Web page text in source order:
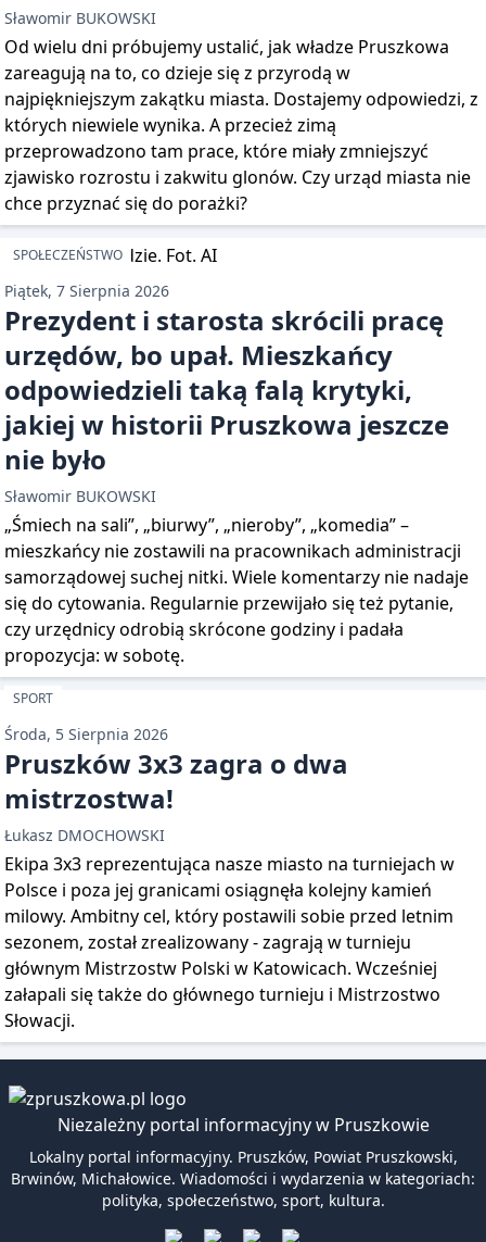
Sławomir BUKOWSKI
Od wielu dni próbujemy ustalić, jak władze Pruszkowa
zareagują na to, co dzieje się z przyrodą w
najpiękniejszym zakątku miasta. Dostajemy odpowiedzi, z
których niewiele wynika. A przecież zimą
przeprowadzono tam prace, które miały zmniejszyć
zjawisko rozrostu i zakwitu glonów. Czy urząd miasta nie
chce przyznać się do porażki?
SPOŁECZEŃSTWO
Piątek, 7 Sierpnia 2026
Prezydent i starosta skrócili pracę
urzędów, bo upał. Mieszkańcy
odpowiedzieli taką falą krytyki,
jakiej w historii Pruszkowa jeszcze
nie było
Sławomir BUKOWSKI
„Śmiech na sali”, „biurwy”, „nieroby”, „komedia” –
mieszkańcy nie zostawili na pracownikach administracji
samorządowej suchej nitki. Wiele komentarzy nie nadaje
się do cytowania. Regularnie przewijało się też pytanie,
czy urzędnicy odrobią skrócone godziny i padała
propozycja: w sobotę.
SPORT
Środa, 5 Sierpnia 2026
Pruszków 3x3 zagra o dwa
mistrzostwa!
Łukasz DMOCHOWSKI
Ekipa 3x3 reprezentująca nasze miasto na turniejach w
Polsce i poza jej granicami osiągnęła kolejny kamień
milowy. Ambitny cel, który postawili sobie przed letnim
sezonem, został zrealizowany - zagrają w turnieju
głównym Mistrzostw Polski w Katowicach. Wcześniej
załapali się także do głównego turnieju i Mistrzostwo
Słowacji.
Niezależny portal informacyjny w Pruszkowie
Lokalny portal informacyjny. Pruszków, Powiat Pruszkowski,
Brwinów, Michałowice. Wiadomości i wydarzenia w kategoriach:
polityka, społeczeństwo, sport, kultura.